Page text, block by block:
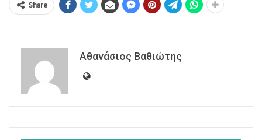
Share
Αθανάσιος Βαθιώτης